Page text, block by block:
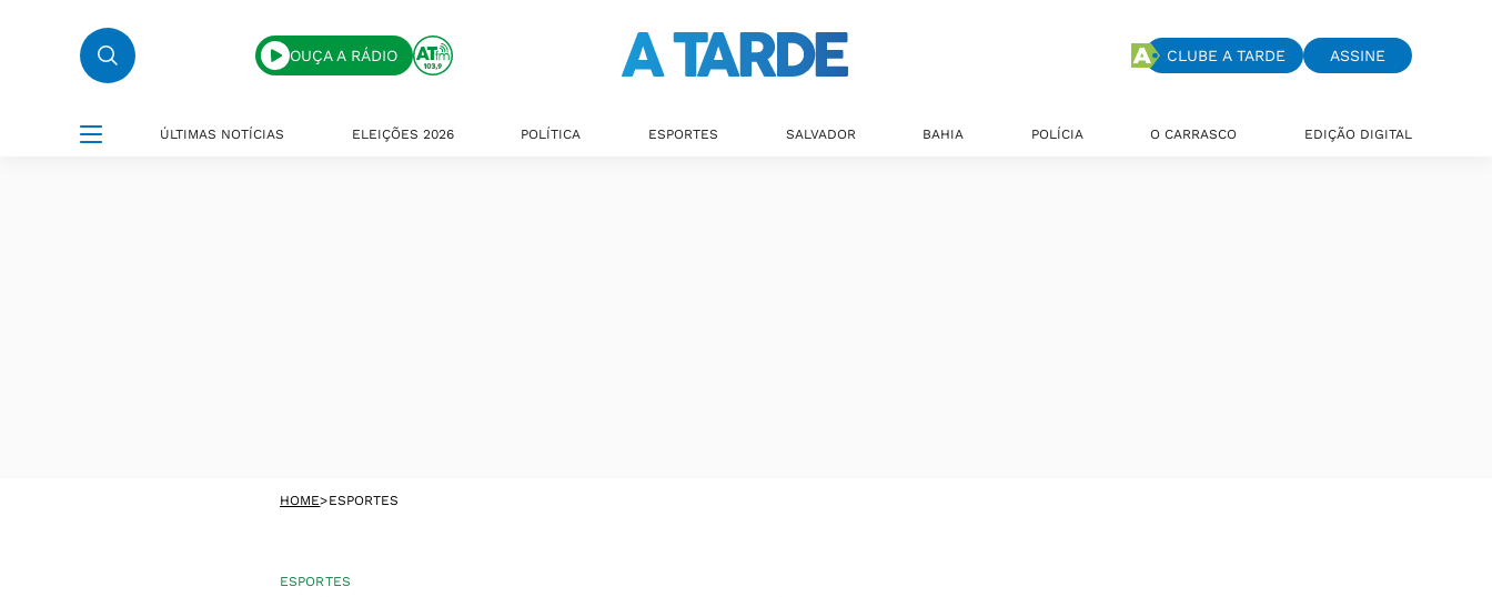
OUÇA A RÁDIO CLUBE A TARDE ASSINE
ÚLTIMAS NOTÍCIAS ELEIÇÕES 2026 POLÍTICA ESPORTES SALVADOR BAHIA POLÍCIA O CARRASCO EDIÇÃO DIGITAL
HOME>ESPORTES
ESPORTES